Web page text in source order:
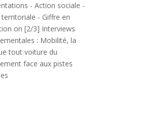
- Action sociale -
- Giffre en
on [2/3] Interviews
: Mobilité, la
tout voiture du
face aux pistes